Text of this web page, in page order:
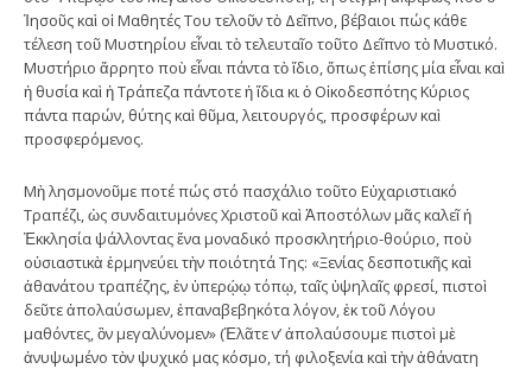
Ἰησοῦς καὶ οἱ Μαθητές Του τελοῦν τὸ Δεῖπνο, βέβαιοι πώς κάθε
τέλεση τοῦ Μυστηρίου εἶναι τὸ τελευταῖο τοῦτο Δεῖπνο τὸ Μυστικό.
Μυστήριο ἄρρητο ποὺ εἶναι πάντα τὸ ἴδιο, ὅπως ἐπίσης μία εἶναι καὶ
ἡ θυσία καὶ ἡ Τράπεζα πάντοτε ἡ ἴδια κι ὁ Οἰκοδεσπότης Κύριος
πάντα παρών, θύτης καὶ θῦμα, λειτουργός, προσφέρων καὶ
προσφερόμενος.
Μὴ λησμονοῦμε ποτέ πώς στό πασχάλιο τοῦτο Εὐχαριστιακό
Τραπέζι, ὡς συνδαιτυμόνες Χριστοῦ καὶ Ἀποστόλων μᾶς καλεῖ ἡ
Ἐκκλησία ψάλλοντας ἕνα μοναδικό προσκλητήριο-θούριο, ποὺ
οὐσιαστικὰ ἑρμηνεύει τὴν ποιότητά Της: «Ξενίας δεσποτικῆς καὶ
ἀθανάτου τραπέζης, ἐν ὑπερῴῳ τόπῳ, ταῖς ὑψηλαῖς φρεσί, πιστοὶ
δεῦτε ἀπολαύσωμεν, ἐπαναβεβηκότα λόγον, ἐκ τοῦ Λόγου
μαθόντες, ὃν μεγαλύνομεν» (Ἐλᾶτε ν’ ἀπολαύσουμε πιστοὶ μὲ
ἀνυψωμένο τὸν ψυχικό μας κόσμο, τή φιλοξενία καὶ τὴν ἀθάνατη